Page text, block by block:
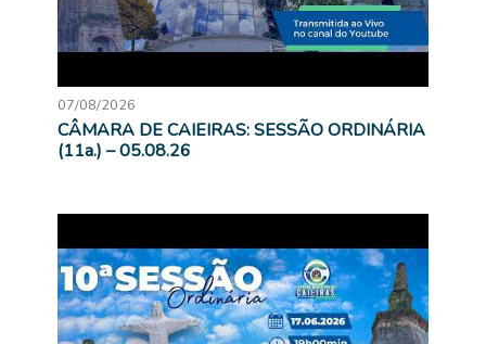
07/08/2026
CÂMARA DE CAIEIRAS: SESSÃO ORDINÁRIA
(11a.) – 05.08.26